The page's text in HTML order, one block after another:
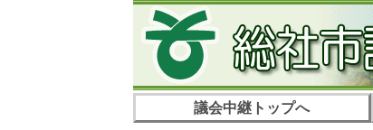
議会中継トップへ